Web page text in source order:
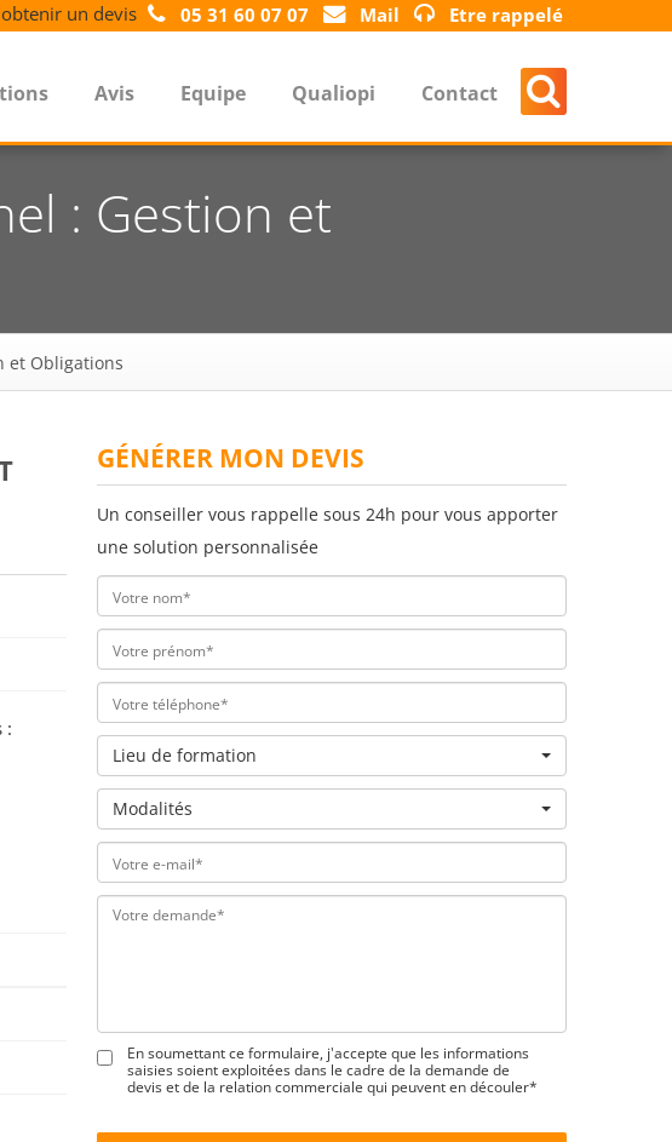
obtenir un devis 05 31 60 07 07 Mail Etre rappelé
Avis Equipe Qualiopi Contact
: Gestion et
et Obligations
:
GÉNÉRER MON DEVIS
Un conseiller vous rappelle sous 24h pour vous apporter
une solution personnalisée
Lieu de formation
Modalités
En soumettant ce formulaire, j'accepte que les informations
saisies soient exploitées dans le cadre de la demande de
devis et de la relation commerciale qui peuvent en découler*